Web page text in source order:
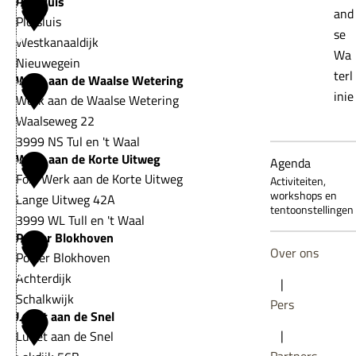
and
se
Wa
terl
inie
Agenda
Activiteiten,
workshops en
tentoonstellingen
Over ons
|
Pers
|
p
s
s
c
h
u
i
l
p
l
a
a
t
s
e
l
a
u
w
e
n
r
l
i
n
i
e
m
u
s
e
u
m
(
F
o
r
t
F
o
r
t
'
t
H
e
m
e
l
t
j
e
4
0
Plofsluis
Westkanaaldijk
Nieuwegein
P
l
o
f
s
l
u
i
s
4
1
Werk aan de Waalse Wetering
Werk aan de Waalse Wetering
Waalseweg 22
3999 NS Tul en 't Waal
W
e
r
k
a
a
n
d
e
W
4
2
Werk aan de Korte Uitweg
Fort Werk aan de Korte Uitweg
Lange Uitweg 42A
3999 WL Tull en 't Waal
W
e
r
k
a
a
4
3
Polder Blokhoven
Polder Blokhoven
Achterdijk
Schalkwijk
P
o
4
4
Lunet aan de Snel
Lunet aan de Snel